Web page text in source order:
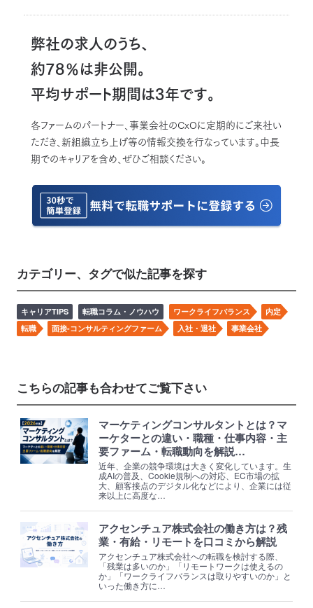
弊社の求人のうち、
約78％は非公開。
平均サポート期間は3年です。
各ファームのパートナー、事業会社のCxOに定期的にご来社い
ただき、新組織立ち上げ等の情報交換を行なっています。中長
期でのキャリアを含め、ぜひご相談ください。
カテゴリー、タグで似た記事を探す
キャリアTIPS 転職コラム・ノウハウ ワークライフバランス
内定
転職
面接-コンサルティングファーム 入社・退社 事業会社
こちらの記事も合わせてご覧下さい
マーケティングコンサルタントとは？マ
ーケターとの違い・職種・仕事内容・主
要ファーム・転職動向を解説…
近年、企業の競争環境は大きく変化しています。生
成AIの普及、Cookie規制への対応、EC市場の拡
大、顧客接点のデジタル化などにより、企業には従
来以上に高度な…
アクセンチュア株式会社の働き方は？残
業・有給・リモートを口コミから解説
アクセンチュア株式会社への転職を検討する際、
「残業は多いのか」「リモートワークは使えるの
か」「ワークライフバランスは取りやすいのか」と
いった働き方に…